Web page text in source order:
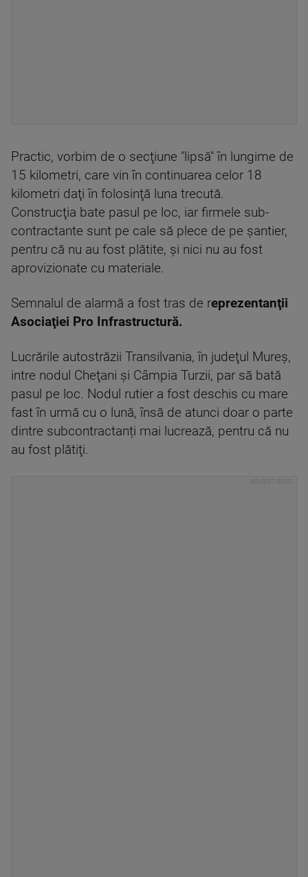
Practic, vorbim de o secţiune "lipsă" în lungime de
15 kilometri, care vin în continuarea celor 18
kilometri daţi în folosinţă luna trecută.
Construcţia bate pasul pe loc, iar firmele sub-
contractante sunt pe cale să plece de pe şantier,
pentru că nu au fost plătite, şi nici nu au fost
aprovizionate cu materiale.
Semnalul de alarmă a fost tras de reprezentanţii
Asociaţiei Pro Infrastructură.
Lucrările autostrăzii Transilvania, în judeţul Mureş,
intre nodul Cheţani şi Câmpia Turzii, par să bată
pasul pe loc. Nodul rutier a fost deschis cu mare
fast în urmă cu o lună, însă de atunci doar o parte
dintre subcontractanți mai lucrează, pentru că nu
au fost plătiţi.